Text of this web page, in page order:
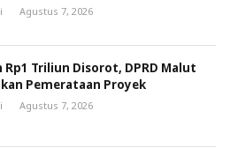
Agustus 7, 2026
Rp1 Triliun Disorot, DPRD Malut
Pemerataan Proyek
Agustus 7, 2026